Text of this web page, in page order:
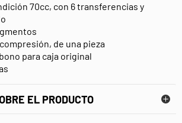
70cc, con 6 transferencias y
de una pieza
para caja original
EL PRODUCTO